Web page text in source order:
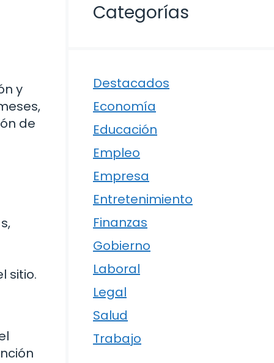
y
de
sitio.
Categorías
Destacados
Economía
Educación
Empleo
Empresa
Entretenimiento
Finanzas
Gobierno
Laboral
Legal
Salud
Trabajo